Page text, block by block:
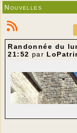
Nouvelles
Randonnée du
21:52 par